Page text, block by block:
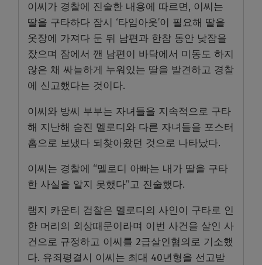
이씨가 경찰에 진술한 내용에 따르면, 이씨는
딸을 구타하다 잠시 ‘타임아웃’이 필요해 딸을
옷장에 가져다 둔 뒤 남편과 한참 동안 낮잠을
잤으며 잠에서 깬 남편이 바닥에서 미동도 하지
않은 채 싸늘하게 누워있는 딸을 발견하고 경찰
에 신고했다는 것이다.
이씨와 방씨 부부는 자녀들을 지속적으로 구타
해 지난해 숨진 멜로디와 다른 자녀들을 포스터
홈으로 보냈다 되찾아왔던 것으로 나타났다.
이씨는 경찰에 “멜로디 아빠는 내가 딸을 구타
한 사실을 알지 못했다”고 진술했다.
램지 카운티 검찰은 멜로디의 사인이 구타로 인
한 머리의 외상때문이라며 이번 사건을 살인 사
건으로 규정하고 이씨를 2급살인혐의로 기소했
다. 유죄평결시 이씨는 최대 40년형을 선고받